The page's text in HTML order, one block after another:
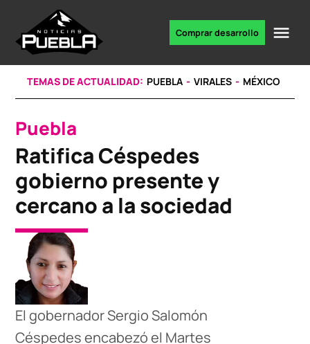
content
noticias
Comprar desarrollo
TEMAS DE ACTUALIDAD: PUEBLA VIRALES MÉXICO
POSTED
IN
Puebla
Ratifica Céspedes
gobierno presente y
cercano a la sociedad
El gobernador Sergio Salomón
Céspedes encabezó el Martes